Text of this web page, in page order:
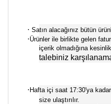
· Satın alacağınız bütün
·Ürünler ile birlikte gelen
içerik olmadığına
talebiniz
· Hafta içi saat 17:30'ya
size ulaştırılır.